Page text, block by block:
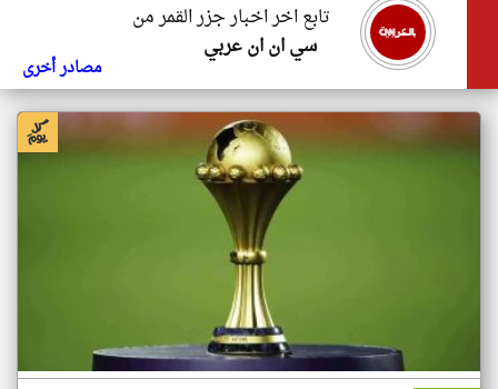
تابع اخر اخبار جزر القمر من
سي ان ان عربي
مصادر أخرى